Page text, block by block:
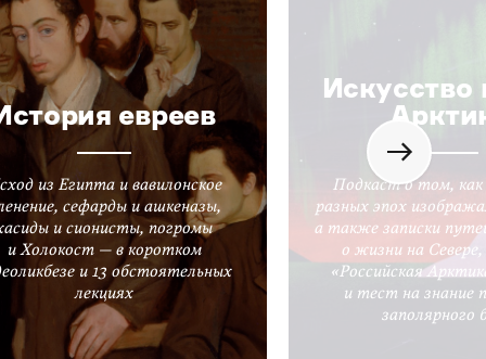
евреев
из Египта и вавилонское
сефарды и ашкеназы,
и сионисты, погромы
и Холокост — в коротком
и 13 обстоятельных
лекциях
Искусство
Подкаст о том,
разных эпох
а также записки
о жизни на
«Российская
и тест на знание
заполярного